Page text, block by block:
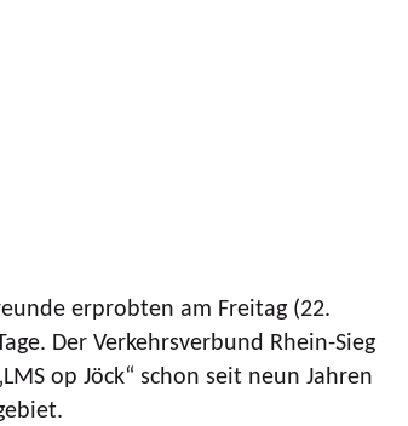
erprobten am Freitag (22.
Der Verkehrsverbund Rhein-Sieg
op Jöck“ schon seit neun Jahren